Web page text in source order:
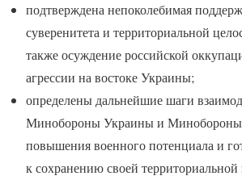
подтверждена непоколебимая
суверенитета и территориальной
также осуждение российской
агрессии на востоке Украины;
определены дальнейшие шаги
Минобороны Украины и
повышения военного потенциала и
к сохранению своей территориальной